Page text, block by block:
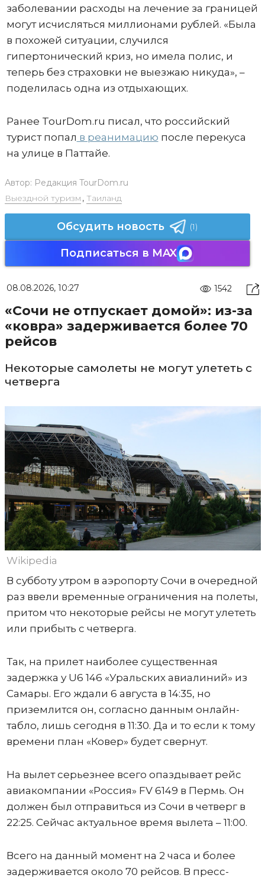
заболевании расходы на лечение за границей
могут исчисляться миллионами рублей. «Была
в похожей ситуации, случился
гипертонический криз, но имела полис, и
теперь без страховки не выезжаю никуда», –
поделилась одна из отдыхающих.
Ранее TourDom.ru писал, что российский
турист попал в реанимацию после перекуса
на улице в Паттайе.
Автор: Редакция TourDom.ru
Выездной туризм , Таиланд
Обсудить новость (1)
Подписаться в MAX
08.08.2026, 10:27 1542
«Сочи не отпускает домой»: из-за
«ковра» задерживается более 70
рейсов
Некоторые самолеты не могут улететь с
четверга
Wikipedia
В субботу утром в аэропорту Сочи в очередной
раз ввели временные ограничения на полеты,
притом что некоторые рейсы не могут улететь
или прибыть с четверга.
Так, на прилет наиболее существенная
задержка у U6 146 «Уральских авиалиний» из
Самары. Его ждали 6 августа в 14:35, но
приземлится он, согласно данным онлайн-
табло, лишь сегодня в 11:30. Да и то если к тому
времени план «Ковер» будет свернут.
На вылет серьезнее всего опаздывает рейс
авиакомпании «Россия» FV 6149 в Пермь. Он
должен был отправиться из Сочи в четверг в
22:25. Сейчас актуальное время вылета – 11:00.
Всего на данный момент на 2 часа и более
задерживается около 70 рейсов. В пресс-